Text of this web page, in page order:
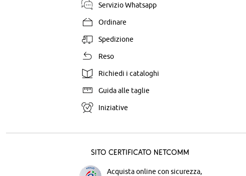
Servizio Whatsapp
Ordinare
Spedizione
Reso
Richiedi i cataloghi
Guida alle taglie
Iniziative
Sito certificato Netcomm
Acquista online con sicurezza,